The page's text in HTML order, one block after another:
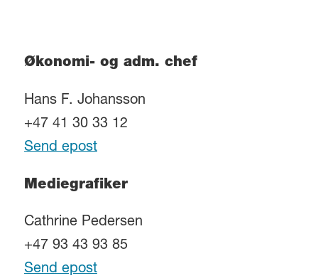
Økonomi- og adm. chef
Hans F. Johansson
+47 41 30 33 12
Send epost
Mediegrafiker
Cathrine Pedersen
+47 93 43 93 85
Send epost